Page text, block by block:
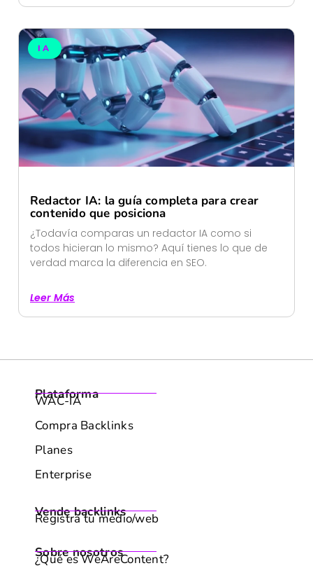
IA
Redactor IA: la guía completa para crear
contenido que posiciona
¿Todavía comparas un redactor IA como si
todos hicieran lo mismo? Aquí tienes lo que de
verdad marca la diferencia en SEO.
Leer Más
Plataforma
WAC-IA
Compra Backlinks
Planes
Enterprise
Vende backlinks
Registra tu medio/web
Sobre nosotros
¿Qué es WeAreContent?